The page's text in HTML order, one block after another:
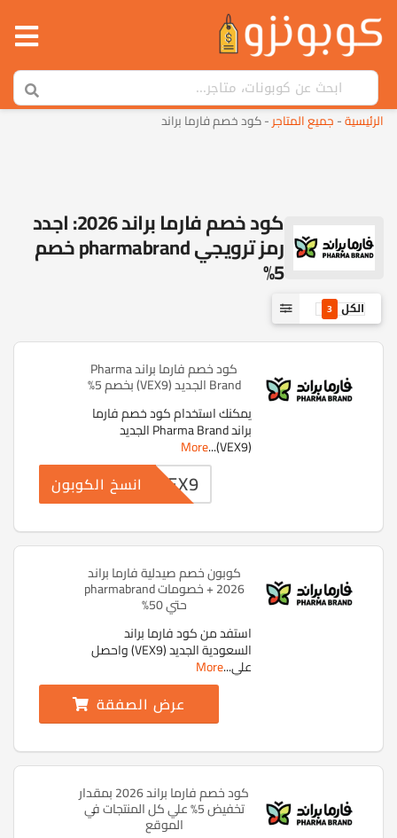
الرئيسية-جميع المتاجر-كود خصم فارما براند
كود خصم فارما براند 2026: اجدد
رمز ترويجي pharmabrand خصم
5%
الكل 3
كود خصم فارما براند Pharma
Brand الجديد (VEX9) بخصم 5%
يمكنك استخدام كود خصم فارما
براند Pharma Brand الجديد
(VEX9)
...
More
VEX9 انسخ الكوبون
كوبون خصم صيدلية فارما براند
2026 + خصومات pharmabrand
حتي 50%
استفد من كود فارما براند
السعودية الجديد (VEX9) واحصل
علي...
More
عرض الصفقة
كود خصم فارما براند 2026 بمقدار
تخفيض 5% علي كل المنتجات في
الموقع